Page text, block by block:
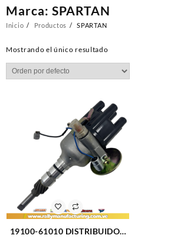
Marca: SPARTAN
Inicio Productos SPARTAN
Mostrando el único resultado
19100-61010 DISTRIBUIDOR